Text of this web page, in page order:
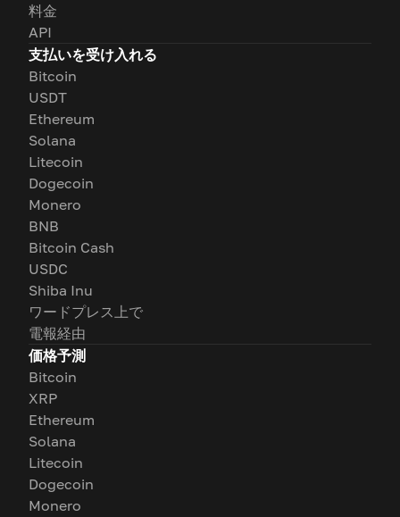
料金
API
支払いを受け入れる
Bitcoin
USDT
Ethereum
Solana
Litecoin
Dogecoin
Monero
BNB
Bitcoin Cash
USDC
Shiba Inu
ワードプレス上で
電報経由
価格予測
Bitcoin
XRP
Ethereum
Solana
Litecoin
Dogecoin
Monero